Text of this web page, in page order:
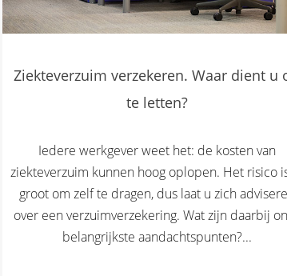
Ziekteverzuim verzekeren. Waar dient u
te letten?
Iedere werkgever weet het: de kosten van
ziekteverzuim kunnen hoog oplopen. Het risico
groot om zelf te dragen, dus laat u zich
over een verzuimverzekering. Wat zijn daarbij
belangrijkste aandachtspunten?...